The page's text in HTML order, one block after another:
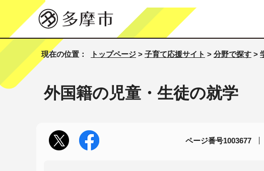
現在の位置： トップページ > 子育て応援サイト > 分野で探す >
外国籍の児童・生徒の就学
ページ番号1003677